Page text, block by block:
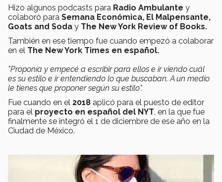
Hizo algunos podcasts para Radio Ambulante y
colaboró para Semana Económica, El Malpensante,
Goats and Soda y The New York Review of Books.
También en ese tiempo fue cuando empezó a colaborar
en el The New York Times en español.
"Proponía y empecé a escribir para ellos e ir viendo cuál
es su estilo e ir entendiendo lo que buscaban. A un medio
le tienes que proponer según su estilo".
Fue cuando en el 2018 aplicó para el puesto de editor
para el proyecto en español del NYT , en la que fue
finalmente se integró el 1 de diciembre de ese año en la
Ciudad de México.